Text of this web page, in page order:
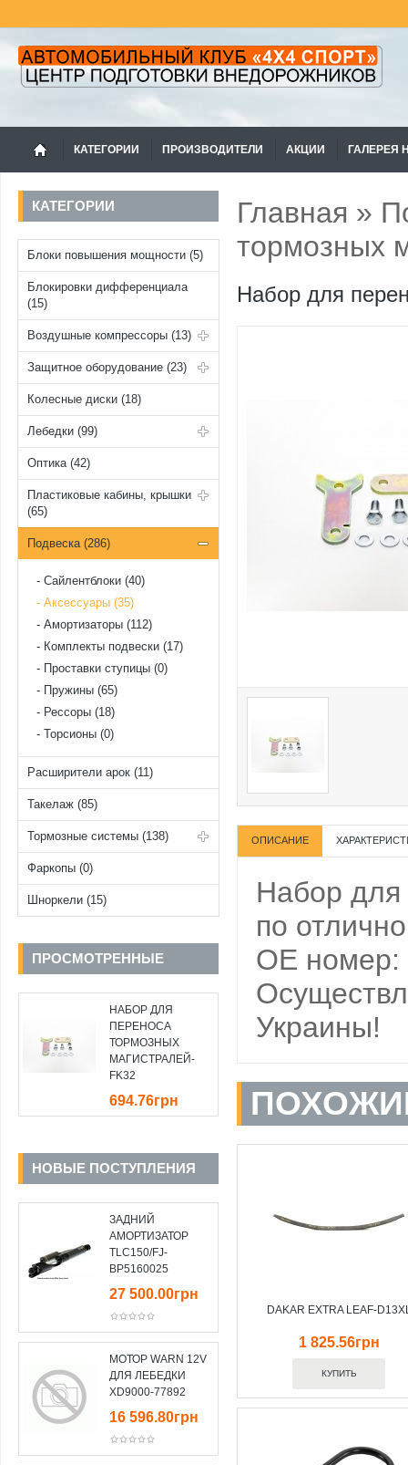
КАТЕГОРИИ ПРОИЗВОДИТЕЛИ АКЦИИ ГАЛЕРЕЯ
КАТЕГОРИИ
Блоки повышения мощности (5)
Блокировки дифференциала
(15)
Воздушные компрессоры (13)
Защитное оборудование (23)
Колесные диски (18)
Лебедки (99)
Оптика (42)
Пластиковые кабины, крышки
(65)
Подвеска (286)
Cайлентблоки (40)
Аксессуары (35)
Амортизаторы (112)
Комплекты подвески (17)
Проставки ступицы (0)
Пружины (65)
Рессоры (18)
Торсионы (0)
Расширители арок (11)
Такелаж (85)
Тормозные системы (138)
Фаркопы (0)
Шноркели (15)
ПРОСМОТРЕННЫЕ
НАБОР ДЛЯ
ПЕРЕНОСА
ТОРМОЗНЫХ
МАГИСТРАЛЕЙ-
FK32
694.76грн
НОВЫЕ ПОСТУПЛЕНИЯ
ЗАДНИЙ
АМОРТИЗАТОР
TLC150/FJ-
BP5160025
27 500.00грн
МОТОР WARN 12V
ДЛЯ ЛЕБЕДКИ
XD9000-77892
16 596.80грн
Главная »
тормозных
Набор для
ОПИСАНИЕ
Набор для
по
OE номер:
Украины!
DAKAR EXTRA LEAF-
1 825.56грн